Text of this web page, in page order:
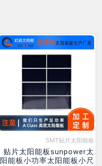
SMT贴片太阳能板
贴片太阳能板sunpower太
阳能板小功率太阳能板小尺